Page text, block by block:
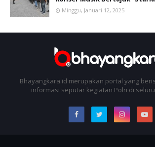
Minggu, Januari 12, 2025
Bhayangkara.id merupakan portal yang
informasi seputar kegiatan Polri di